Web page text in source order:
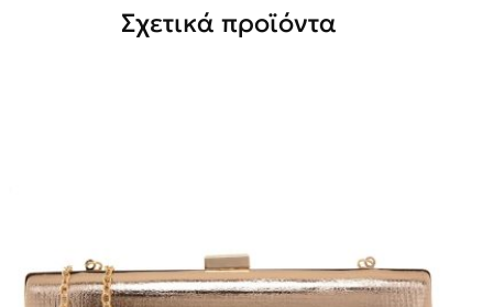
Σχετικά προϊόντα